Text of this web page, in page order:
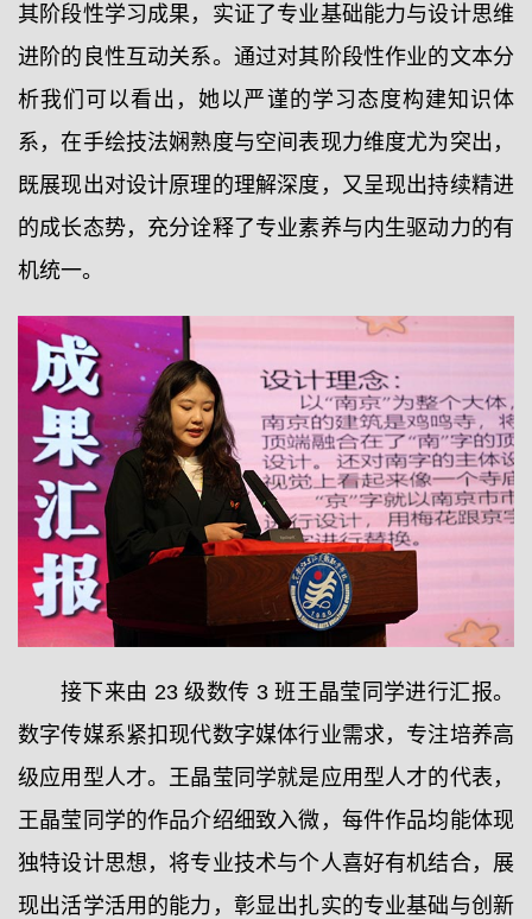
其阶段性学习成果，实证了专业基础能力与设计思维
进阶的良性互动关系。通过对其阶段性作业的文本分
析我们可以看出，她以严谨的学习态度构建知识体
系，在手绘技法娴熟度与空间表现力维度尤为突出，
既展现出对设计原理的理解深度，又呈现出持续精进
的成长态势，充分诠释了专业素养与内生驱动力的有
机统一。
接下来由 23 级数传 3 班王晶莹同学进行汇报。
数字传媒系紧扣现代数字媒体行业需求，专注培养高
级应用型人才。王晶莹同学就是应用型人才的代表，
王晶莹同学的作品介绍细致入微，每件作品均能体现
独特设计思想，将专业技术与个人喜好有机结合，展
现出活学活用的能力，彰显出扎实的专业基础与创新